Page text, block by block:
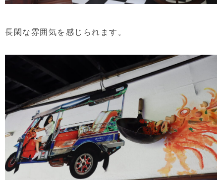
長閑な雰囲気を感じられます。